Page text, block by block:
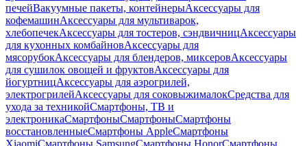
печейВакуумные пакеты, контейнерыАксессуары для
кофемашинАксессуары для мультиварок,
хлебопечекАксессуары для тостеров, сэндвичницАксессуары
для кухонных комбайновАксессуары для
мясорубокАксессуары для блендеров, миксеровАксессуары
для сушилок овощей и фруктовАксессуары для
йогуртницАксессуары для аэрогрилей,
электрогрилейАксессуары для соковыжималокСредства для
ухода за техникойСмартфоны, ТВ и
электроникаСмартфоныСмартфоныСмартфоны
восстановленныеСмартфоны AppleСмартфоны
XiaomiСмартфоны SamsungСмартфоны HonorСмартфоны